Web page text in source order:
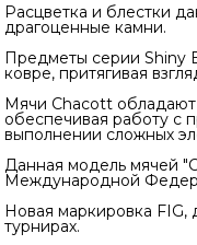
Расцветка и блестки
драгоценные камни.
Предметы серии Shiny
ковре, притягивая
Мячи Chacott
обеспечивая работу с
выполнении сложных
Данная модель мячей
Международной
Новая маркировка FIG,
турнирах.